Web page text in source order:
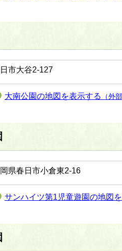
市大谷2-127
大南公園の地図を表示する （外
県春日市小倉東2-16
サンハイツ第1児童遊園の地図